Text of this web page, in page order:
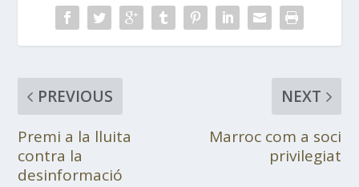
PREVIOUS
Premi a la lluita
contra la
desinformació
NEXT
Marroc com a soci
privilegiat